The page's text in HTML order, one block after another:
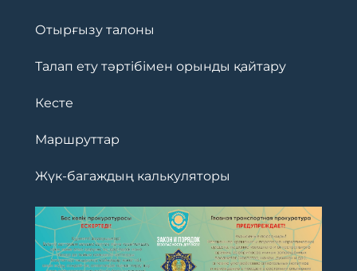
Отырғызу талоны
Талап ету тәртібімен орынды қайтару
Кесте
Маршруттар
Жүк-багаждың калькуляторы